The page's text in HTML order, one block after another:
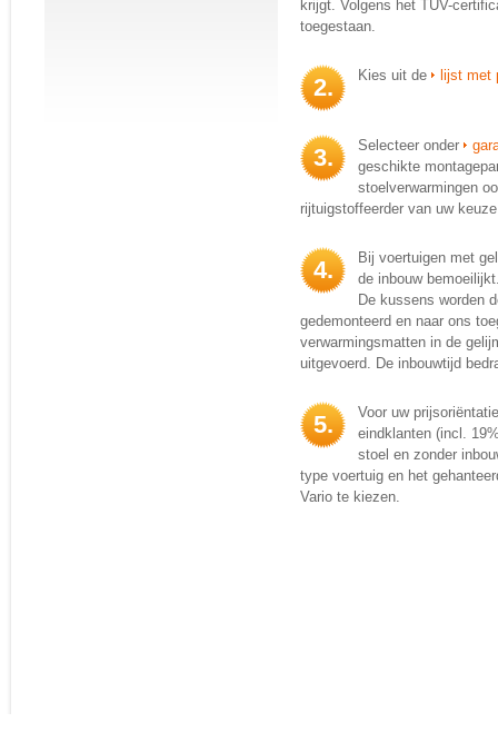
krijgt. Volgens het TÜV-
toegestaan.
2. Kies uit de lijst met
3. Selecteer onder
geschikte
stoelverwarmingen
rijtuigstoffeerder van uw
4.
Bij voertuigen met
de inbouw
De kussens worden
gedemonteerd en naar ons
verwarmingsmatten in de
uitgevoerd. De inbouwtijd
5.
Voor uw
eindklanten (incl.
stoel en zonder
type voertuig en het
Vario te kiezen.